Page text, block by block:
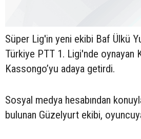
Süper Lig'in yeni ekibi Baf Ülkü
Türkiye PTT 1. Ligi'nde oynayan
Kassongo’yu adaya getirdi.
Sosyal medya hesabından
bulunan Güzelyurt ekibi,